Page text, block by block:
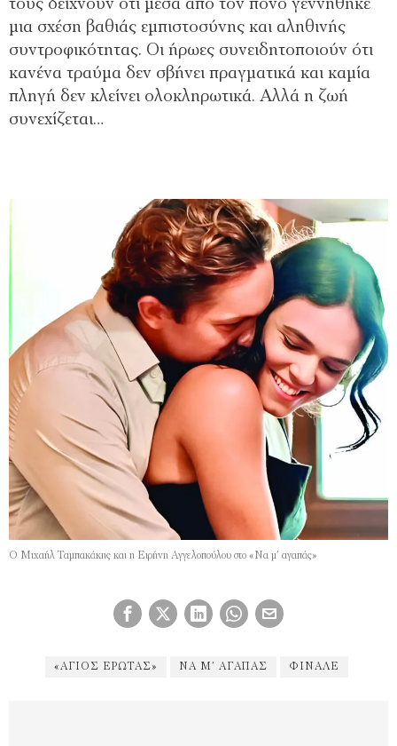
τους δείχνουν ότι μέσα από τον πόνο γεννήθηκε
μια σχέση βαθιάς εμπιστοσύνης και αληθινής
συντροφικότητας. Οι ήρωες συνειδητοποιούν ότι
κανένα τραύμα δεν σβήνει πραγματικά και καμία
πληγή δεν κλείνει ολοκληρωτικά. Αλλά η ζωή
συνεχίζεται…
O Μιχαήλ Ταμπακάκης και η Ειρήνη Αγγελοπούλου στο «Να μ’ αγαπάς»
«ΆΓΙΟΣ ΈΡΩΤΑΣ» ΝΑ Μ’ ΑΓΑΠΆΣ ΦΙΝΆΛΕ